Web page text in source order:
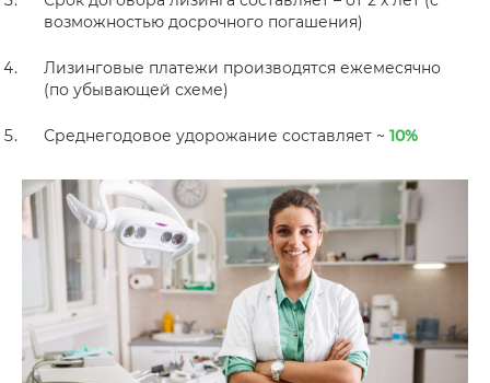
возможностью досрочного погашения)
Лизинговые платежи производятся ежемесячно
(по убывающей схеме)
Среднегодовое удорожание составляет ~ 10%